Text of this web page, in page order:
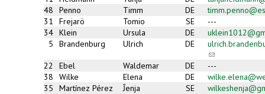
48
Penno Timm DE
31
Frejarö Tomio SE
---
34 Klein Ursula DE
5
Brandenburg Ulrich DE
(link
sends
e-
mail)
22 Ebel Waldemar DE
---
38
Wilke Elena DE
35
Martínez Pérez Ĵenja SE